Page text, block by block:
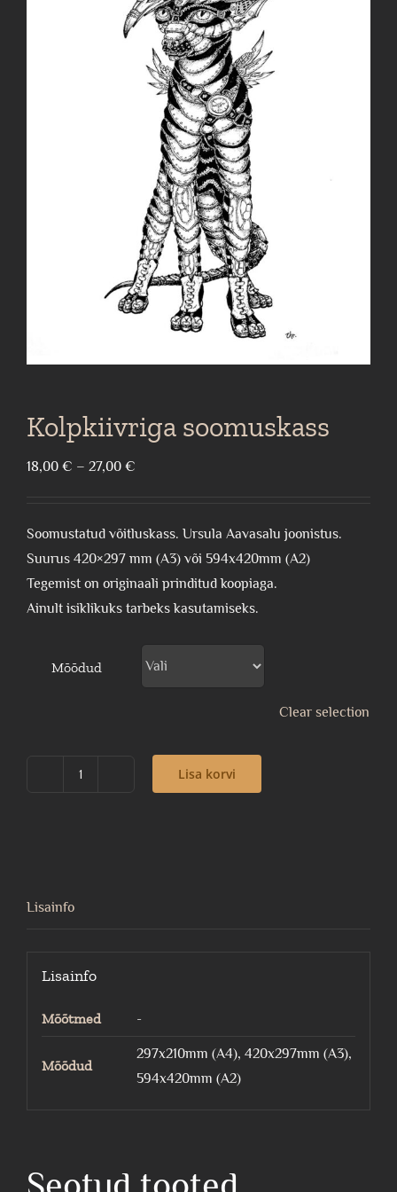
Kolpkiivriga soomuskass
18,00 € – 27,00 €
through
27,00 €
Soomustatud võitluskass. Ursula Aavasalu joonistus.
Suurus 420×297 mm (A3) või 594x420mm (A2)
Tegemist on originaali prinditud koopiaga.
Ainult isiklikuks tarbeks kasutamiseks.
Mõõdud
Clear selection
Lisa korvi
Lisainfo
Lisainfo
Mõõtmed -
Mõõdud
297x210mm (A4), 420x297mm (A3),
594x420mm (A2)